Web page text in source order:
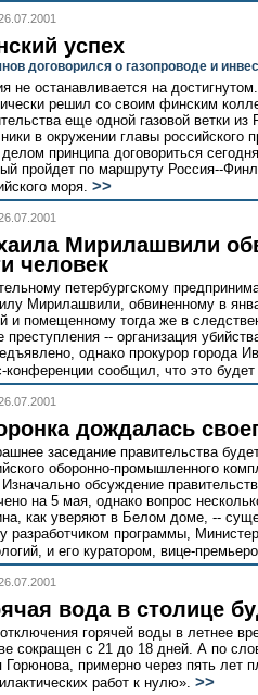
успех
договорился о газопроводе и
не останавливается на
решил со своим финским
еще одной газовой ветки
в окружении главы российского
принципа договориться
пройдет по маршруту Россия--
моря. >>
Мирилашвили
человек
петербургскому
Мирилашвили, обвиненному в
и помещенному тогда же в
преступления -- организация
однако прокурор города
конференции сообщил, что это
дождалась
заседание правительства
оборонно-промышленного
обсуждение
на 5 мая, однако вопрос
как уверяют в Белом доме, --
разработчиком программы,
и его куратором, вице-
вода в столице
горячей воды в летнее
сокращен с 21 до 18 дней. А по
Горюнова, примерно через пять лет
работ к нулю». >>